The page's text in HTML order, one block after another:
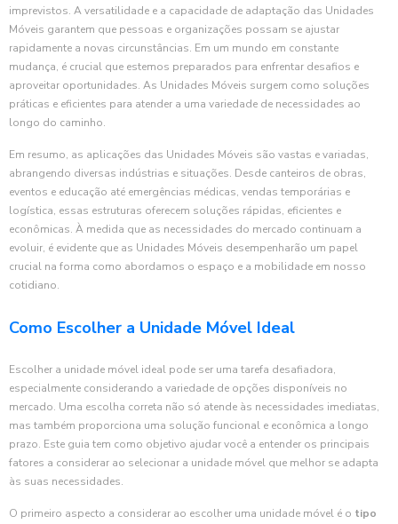
imprevistos. A versatilidade e a capacidade de adaptação das Unidades
Móveis garantem que pessoas e organizações possam se ajustar
rapidamente a novas circunstâncias. Em um mundo em constante
mudança, é crucial que estemos preparados para enfrentar desafios e
aproveitar oportunidades. As Unidades Móveis surgem como soluções
práticas e eficientes para atender a uma variedade de necessidades ao
longo do caminho.
Em resumo, as aplicações das Unidades Móveis são vastas e variadas,
abrangendo diversas indústrias e situações. Desde canteiros de obras,
eventos e educação até emergências médicas, vendas temporárias e
logística, essas estruturas oferecem soluções rápidas, eficientes e
econômicas. À medida que as necessidades do mercado continuam a
evoluir, é evidente que as Unidades Móveis desempenharão um papel
crucial na forma como abordamos o espaço e a mobilidade em nosso
cotidiano.
Como Escolher a Unidade Móvel Ideal
Escolher a unidade móvel ideal pode ser uma tarefa desafiadora,
especialmente considerando a variedade de opções disponíveis no
mercado. Uma escolha correta não só atende às necessidades imediatas,
mas também proporciona uma solução funcional e econômica a longo
prazo. Este guia tem como objetivo ajudar você a entender os principais
fatores a considerar ao selecionar a unidade móvel que melhor se adapta
às suas necessidades.
O primeiro aspecto a considerar ao escolher uma unidade móvel é o tipo